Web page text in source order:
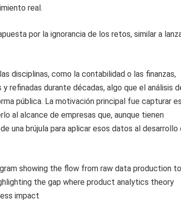
real.
por la ignorancia de los retos, similar a
disciplinas, como la contabilidad o las finanzas,
refinadas durante décadas, algo que el análisis
pública. La motivación principal fue capturar
al alcance de empresas que, aunque tienen
una brújula para aplicar esos datos al desarrollo